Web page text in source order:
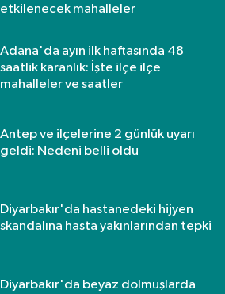
etkilenecek mahalleler
Adana'da ayın ilk haftasında 48
saatlik karanlık: İşte ilçe ilçe
mahalleler ve saatler
Antep ve ilçelerine 2 günlük uyarı
geldi: Nedeni belli oldu
Diyarbakır'da hastanedeki hijyen
skandalına hasta yakınlarından tepki
Diyarbakır'da beyaz dolmuşlarda